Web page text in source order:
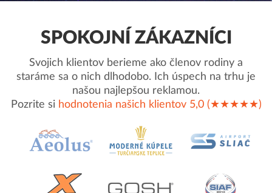
SPOKOJNÍ ZÁKAZNÍCI
Svojich klientov berieme ako členov rodiny a
staráme sa o nich dlhodobo. Ich úspech na trhu je
našou najlepšou reklamou.
Pozrite si hodnotenia našich klientov 5,0 (★★★★★)